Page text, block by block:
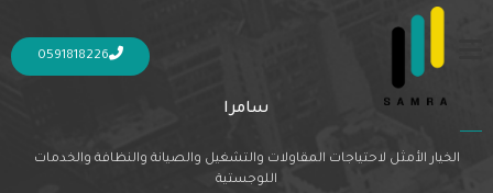
0591818226
Nothing Found
It seems we can’t find what you’re looking for. Perhaps searching can help.
سامرا
الخيار الأمثل لاحتياجات المقاولات والتشغيل والصيانة والنظافة والخدمات
اللوجستية